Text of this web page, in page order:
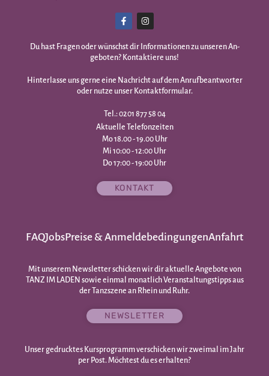
Du hast Fragen oder wünschst dir Infor­mationen zu unseren An­
geboten? Kontaktiere uns!
Hinterlasse uns gerne eine Nachricht auf dem Anrufbeantworter
oder nutze unser Kontaktformular.
Tel.: 0201 877 58 04
Aktuelle Telefonzeiten
Mo 18.00 - 19.00 Uhr
Mi 10:00 - 12:00 Uhr
Do 17:00 - 19:00 Uhr
KONTAKT
FAQJobsPreise & AnmeldebedingungenAnfahrt
Mit unserem Newsletter schicken wir dir aktuelle Angebote von
TANZ IM LADEN sowie einmal monatlich Veranstaltungstipps aus
der Tanzszene an Rhein und Ruhr.
NEWSLETTER
Unser gedrucktes Kursprogramm verschicken wir zweimal im Jahr
per Post. Möchtest du es erhalten?